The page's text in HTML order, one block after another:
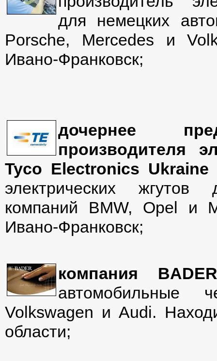
для немецких
Porsche, Mercedes и
Ивано-Франковск;
дочернее
производителя
Tyco Electronics Ukraine
электрических
компаний BMW, Opel и
Ивано-Франковск;
компания
автомобильные
Volkswagen и Audi.
области;